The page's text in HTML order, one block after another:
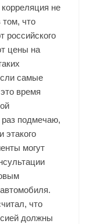
не
что
российского
цены на
самые
время
подмечаю,
этакого
могут
что
должны